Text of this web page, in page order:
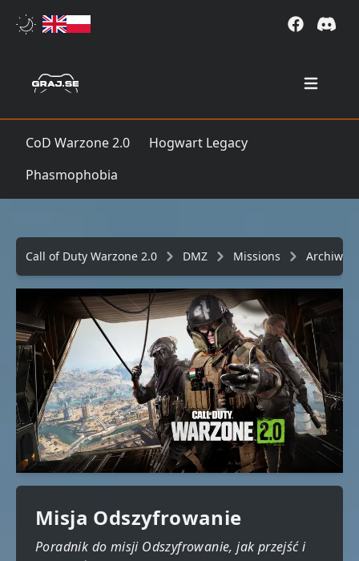
Open
CoD Warzone 2.0
Hogwart Legacy
Phasmophobia
Call of Duty Warzone 2.0 DMZ Missions
Misja Odszyfrowanie
Poradnik do misji Odszyfrowanie, jak przejść i